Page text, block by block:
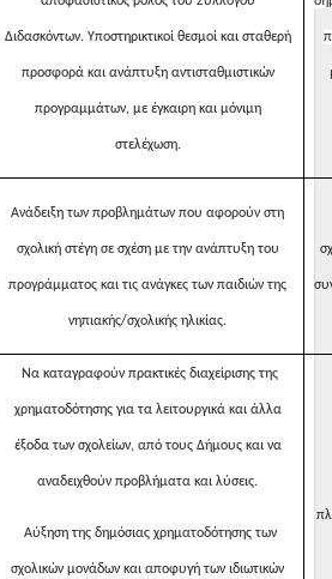
Διδασκόντων. Υποστηρικτικοί θεσμοί και σταθερή
προσφορά και ανάπτυξη αντισταθμιστικών
προγραμμάτων, με έγκαιρη και μόνιμη
στελέχωση.
Ανάδειξη των προβλημάτων που αφορούν στη
σχολική στέγη σε σχέση με την ανάπτυξη του
προγράμματος και τις ανάγκες των παιδιών της
νηπιακής/σχολικής ηλικίας.
Να καταγραφούν πρακτικές διαχείρισης της
χρηματοδότησης για τα λειτουργικά και άλλα
έξοδα των σχολείων, από τους Δήμους και να
αναδειχθούν προβλήματα και λύσεις.
Αύξηση της δημόσιας χρηματοδότησης των
σχολικών μονάδων και αποφυγή των ιδιωτικών